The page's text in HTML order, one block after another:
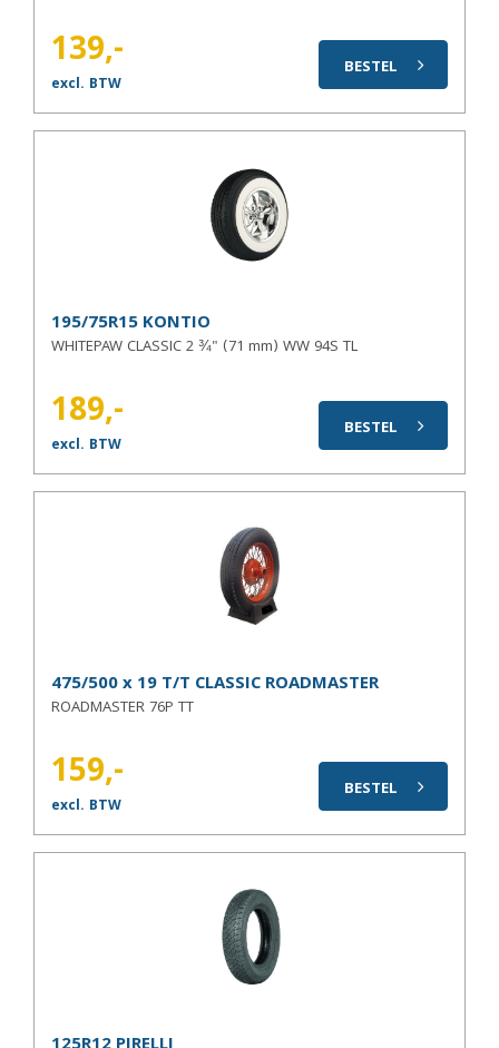
139,-
excl. BTW
BESTEL
195/75R15 KONTIO
WHITEPAW CLASSIC 2 ¾" (71 mm) WW 94S TL
189,-
excl. BTW
BESTEL
475/500 x 19 T/T CLASSIC ROADMASTER
ROADMASTER 76P TT
159,-
excl. BTW
BESTEL